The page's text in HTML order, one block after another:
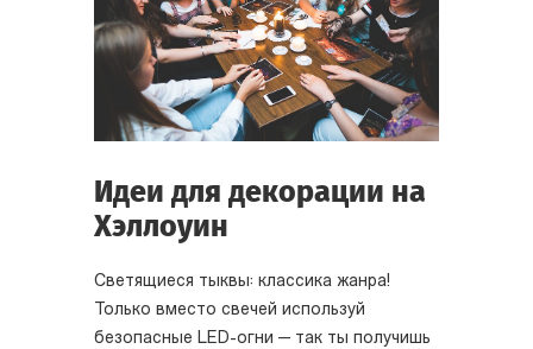
Идеи для декорации на
Хэллоуин
Светящиеся тыквы: классика жанра!
Только вместо свечей используй
безопасные LED-огни — так ты получишь